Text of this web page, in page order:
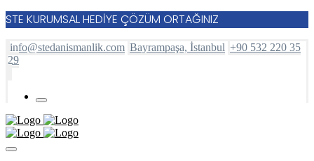
STE KURUMSAL HEDİYE ÇÖZÜM ORTAĞINIZ
info@stedanismanlik.com Bayrampaşa, İstanbul +90 532 220 35
29